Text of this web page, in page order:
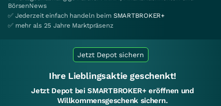
BörsenNews
✅ Jederzeit einfach handeln beim SMARTBROKER+
✅ mehr als 25 Jahre Marktpräsenz
Jetzt Depot sichern
Ihre Lieblingsaktie geschenkt!
Jetzt Depot bei SMARTBROKER+ eröffnen und
Willkommensgeschenk sichern.